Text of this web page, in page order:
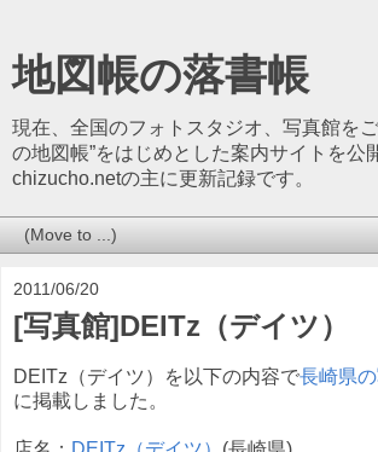
地図帳の落書帳
現在、全国のフォトスタジオ、写真館を
の地図帳”をはじめとした案内サイトを公
chizucho.netの主に更新記録です。
2011/06/20
[写真館]DEITz（デイツ）
DEITz（デイツ）を以下の内容で長崎県
に掲載しました。